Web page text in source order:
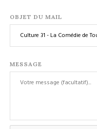
OBJET DU MAIL
MESSAGE